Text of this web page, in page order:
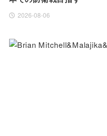
2026-08-06